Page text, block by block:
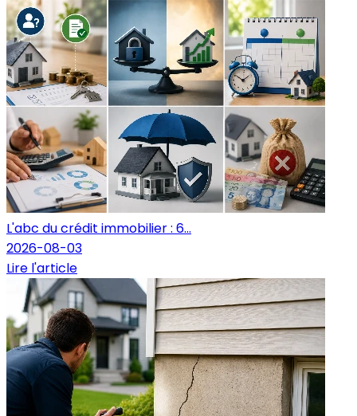
L'abc du crédit immobilier : 6...
2026-08-03
Lire l'article